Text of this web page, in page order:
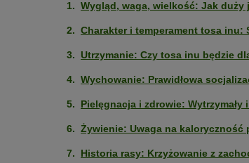
Wygląd, waga, wielkość: Jak duży
Charakter i temperament tosa inu:
Utrzymanie: Czy tosa inu będzie
Wychowanie: Prawidłowa
Pielęgnacja i zdrowie: Wytrzymały
Żywienie: Uwaga na kaloryczność
Historia rasy: Krzyżowanie z